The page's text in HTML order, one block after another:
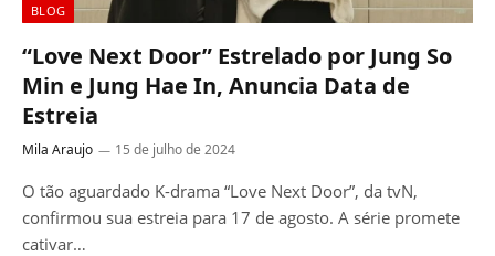
BLOG
“Love Next Door” Estrelado por Jung So
Min e Jung Hae In, Anuncia Data de
Estreia
Mila Araujo 15 de julho de 2024
O tão aguardado K-drama “Love Next Door”, da tvN,
confirmou sua estreia para 17 de agosto. A série promete
cativar…